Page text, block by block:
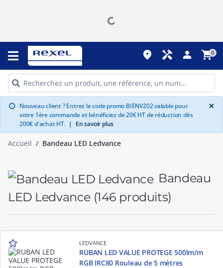
place handyman person shopping_cart0
info Nouveau client ? Entrez le code promo BIENV202 valable pour
votre 1ère commande et bénéficiez de 20€ HT de réduction dès
200€ d'achat HT. | En savoir plus
×
Accueil Bandeau LED Ledvance
Bandeau
LED Ledvance (146 produits)
LEDVANCE
RUBAN LED VALUE PROTEGE 500lm/m
RGB IRC80 Rouleau de 5 mètres